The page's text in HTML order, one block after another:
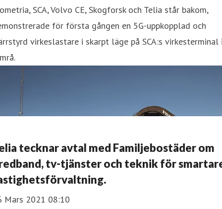
SCA, Volvo CE, Skogforsk och Telia står bakom,
för första gången en 5G-uppkopplad och
virkeslastare i skarpt läge på SCA:s virkesterminal
tecknar avtal med Familjebostäder om
tv-tjänster och teknik för
Mars 2021 08:10